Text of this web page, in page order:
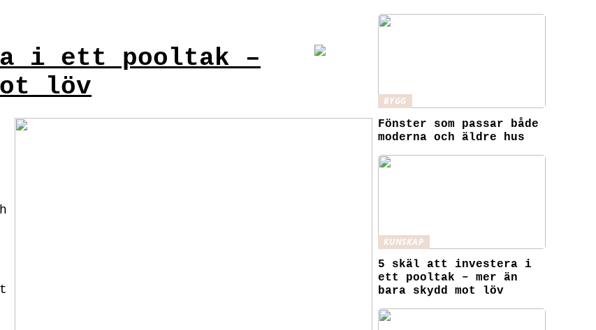
i ett pooltak –
löv
BYGG
Fönster som passar både
moderna och äldre hus
KUNSKAP
5 skäl att investera i
ett pooltak – mer än
bara skydd mot löv